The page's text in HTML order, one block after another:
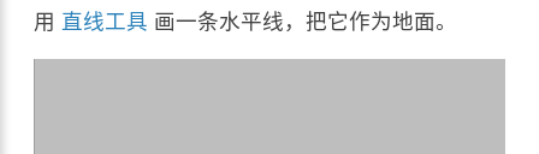
用 直线工具 画一条水平线，把它作为地面。